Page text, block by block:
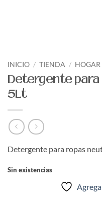
INICIO / TIENDA / HOGAR
Detergente
5Lt
Detergente para ropas
Sin existencias